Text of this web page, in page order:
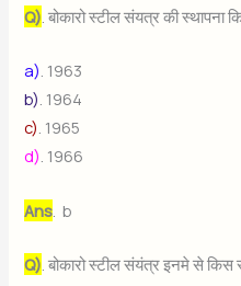
Q) . बोकारो स्टील संयत्र की स्थापना
a). 1963
b). 1964
c). 1965
d). 1966
Ans . b
Q). बोकारो स्टील संयंत्र इनमे से किस